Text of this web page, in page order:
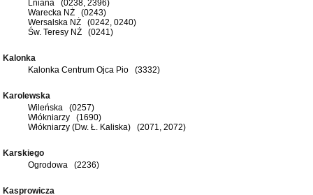
Lniana (0238, 2396)
Warecka NŻ (0243)
Wersalska NŻ (0242, 0240)
Św. Teresy NŻ (0241)
Kalonka
Kalonka Centrum Ojca Pio (3332)
Karolewska
Wileńska (0257)
Włókniarzy (1690)
Włókniarzy (Dw. Ł. Kaliska) (2071, 2072)
Karskiego
Ogrodowa (2236)
Kasprowicza